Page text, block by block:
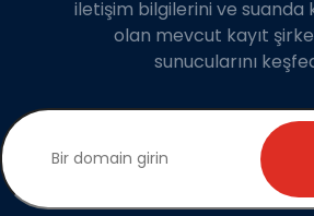
iletişim bilgilerini ve suanda
olan mevcut kayıt
sunucularını